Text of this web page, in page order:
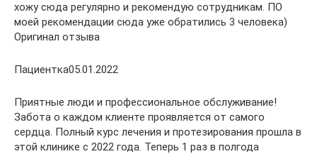
хожу сюда регулярно и рекомендую сотрудникам. ПО
моей рекомендации сюда уже обратились 3 человека)
Оригинал отзыва
Пациентка05.01.2022
Приятные люди и профессиональное обслуживание!
Забота о каждом клиенте проявляется от самого
сердца. Полный курс лечения и протезирования прошла в
этой клинике с 2022 года. Теперь 1 раз в полгода